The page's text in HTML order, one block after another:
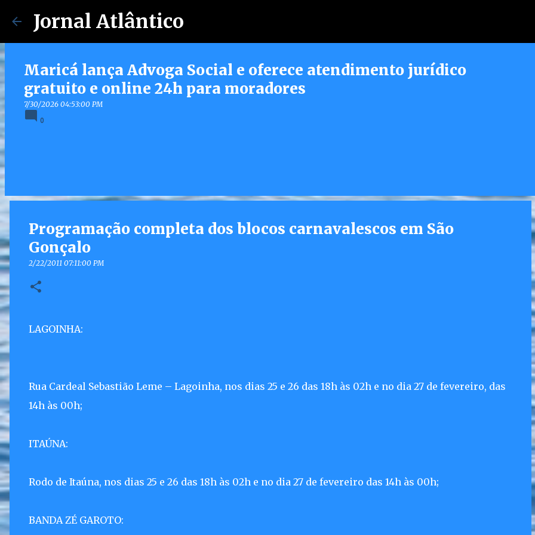
Jornal Atlântico
Maricá lança Advoga Social e oferece atendimento jurídico
gratuito e online 24h para moradores
7/30/2026 04:53:00 PM
0
Programação completa dos blocos carnavalescos em São
Gonçalo
2/22/2011 07:11:00 PM
LAGOINHA:
Rua Cardeal Sebastião Leme – Lagoinha, nos dias 25 e 26 das 18h às 02h e no dia 27 de fevereiro, das
14h às 00h;
ITAÚNA:
Rodo de Itaúna, nos dias 25 e 26 das 18h às 02h e no dia 27 de fevereiro das 14h às 00h;
BANDA ZÉ GAROTO: